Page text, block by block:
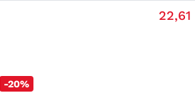
-20%